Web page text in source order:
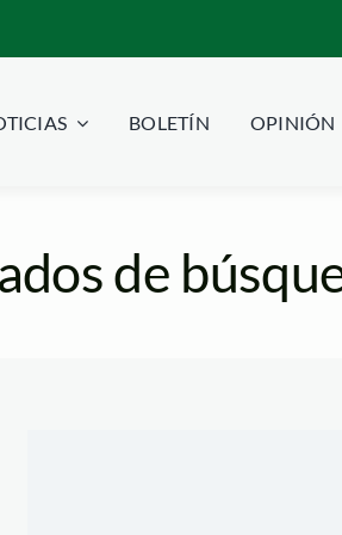
BOLETÍN OPINIÓN
de